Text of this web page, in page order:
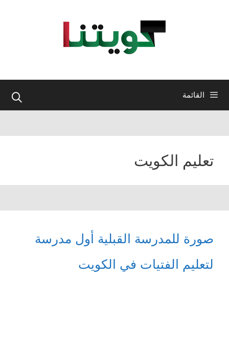
القائمة
تعليم الكويت
صورة للمدرسة القبلية أول مدرسة
لتعليم الفتيات في الكويت